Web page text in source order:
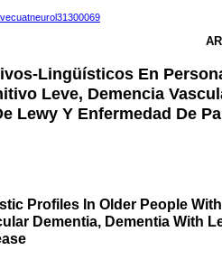
Lingüísticos En
Leve, Demencia
Lewy Y Enfermedad De
Profiles In Older People
Dementia, Dementia With